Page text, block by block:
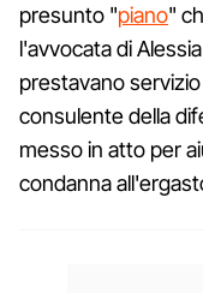
presunto "piano"
l'avvocata di
prestavano
consulente della
messo in atto per
condanna